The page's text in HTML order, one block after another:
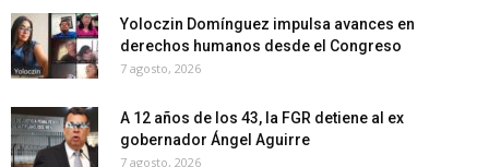
Yoloczin Domínguez impulsa avances en
derechos humanos desde el Congreso
7 agosto, 2026
A 12 años de los 43, la FGR detiene al ex
gobernador Ángel Aguirre
7 agosto, 2026